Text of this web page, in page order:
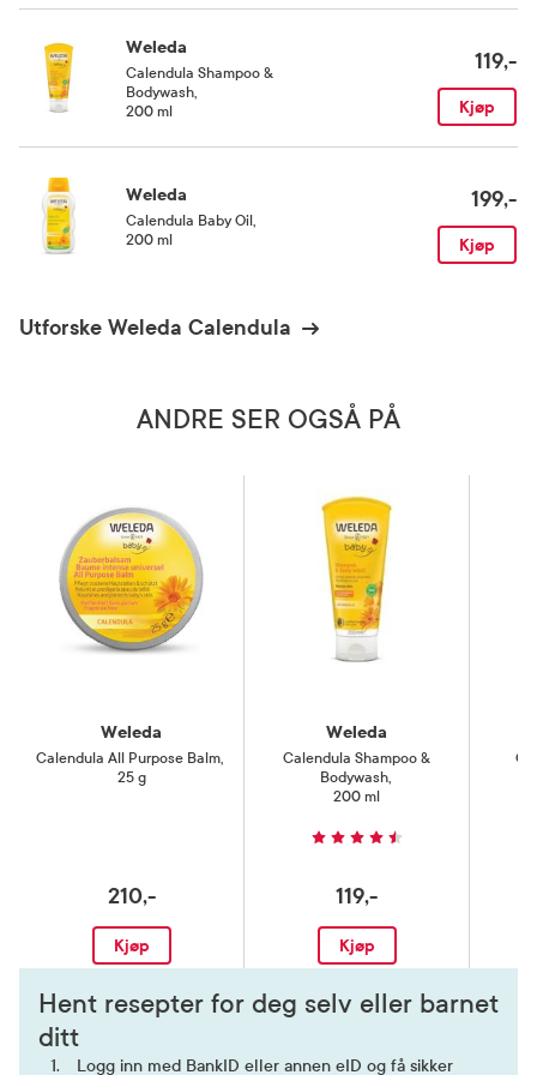
Weleda
Calendula Shampoo &
Bodywash
200 ml
119,-
Kjøp
Weleda
Calendula Baby Oil
200 ml
199,-
Kjøp
Utforske Weleda Calendula
ANDRE SER OGSÅ PÅ
Weleda
Calendula All Purpose Balm,
25 g
210,-
Kjøp
Weleda
Calendula Shampoo &
Bodywash,
200 ml
119,-
Kjøp
Hent resepter for deg selv eller barnet
ditt
Logg inn med BankID eller annen eID og få sikker